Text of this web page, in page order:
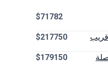
$71782
$217750
$179150